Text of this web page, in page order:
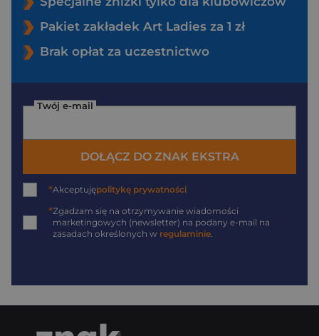
Pakiet zakładek Art Ladies za 1 zł
Brak opłat za uczestnictwo
Twój e-mail
DOŁĄCZ DO ZNAK EKSTRA
*Akceptujępolitykę prywatności
*Zgadzam się na otrzymywanie wiadomości
marketingowych (newsletter) na podany e-mail na
zasadach określonych w regulaminie.